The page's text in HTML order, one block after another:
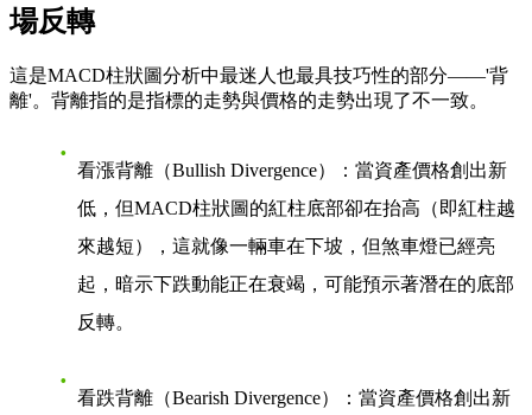
場反轉
這是MACD柱狀圖分析中最迷人也最具技巧性的部分——'背
離'。背離指的是指標的走勢與價格的走勢出現了不一致。
看漲背離（Bullish Divergence）
：當資產價格創出新
低，但MACD柱狀圖的紅柱底部卻在抬高（即紅柱越
來越短），這就像一輛車在下坡，但煞車燈已經亮
起，暗示下跌動能正在衰竭，可能預示著潛在的底部
反轉。
看跌背離（Bearish Divergence）
：當資產價格創出新